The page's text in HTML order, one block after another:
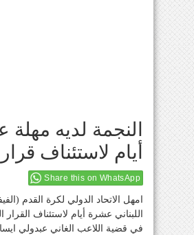
النجمة لديه
أيام لاستئناف
Share this on WhatsApp
امهل الاتحاد الدولي لكرة القدم
اللبناني عشرة أيام لاستئناف
في قضية اللاعب الغاني عبدولي